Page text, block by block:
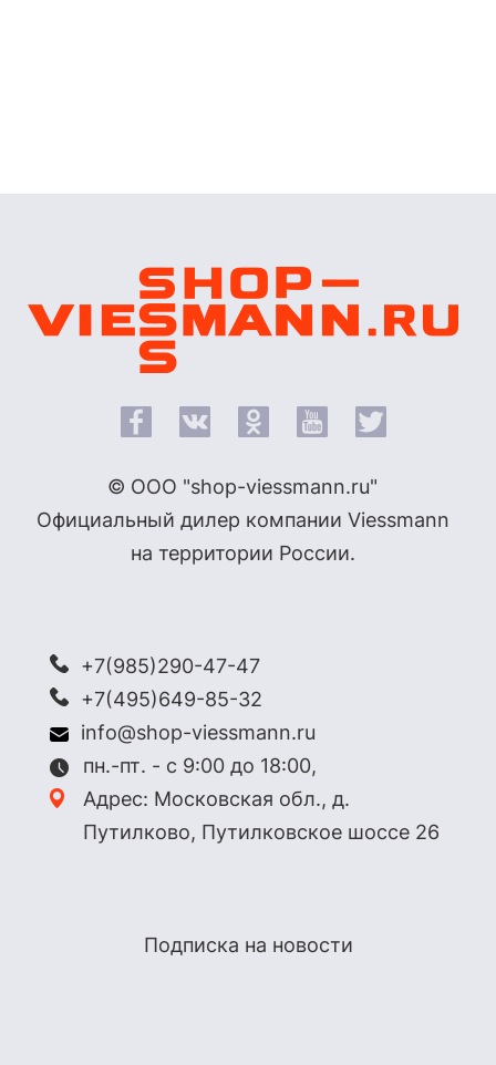
© ООО "shop-viessmann.ru"
Официальный дилер компании Viessmann
на территории России.
+7(985)290-47-47
+7(495)649-85-32
info@shop-viessmann.ru
пн.-пт. - с 9:00 до 18:00,
Адрес: Московская обл., д.
Путилково, Путилковское шоссе 26
Подписка на новости